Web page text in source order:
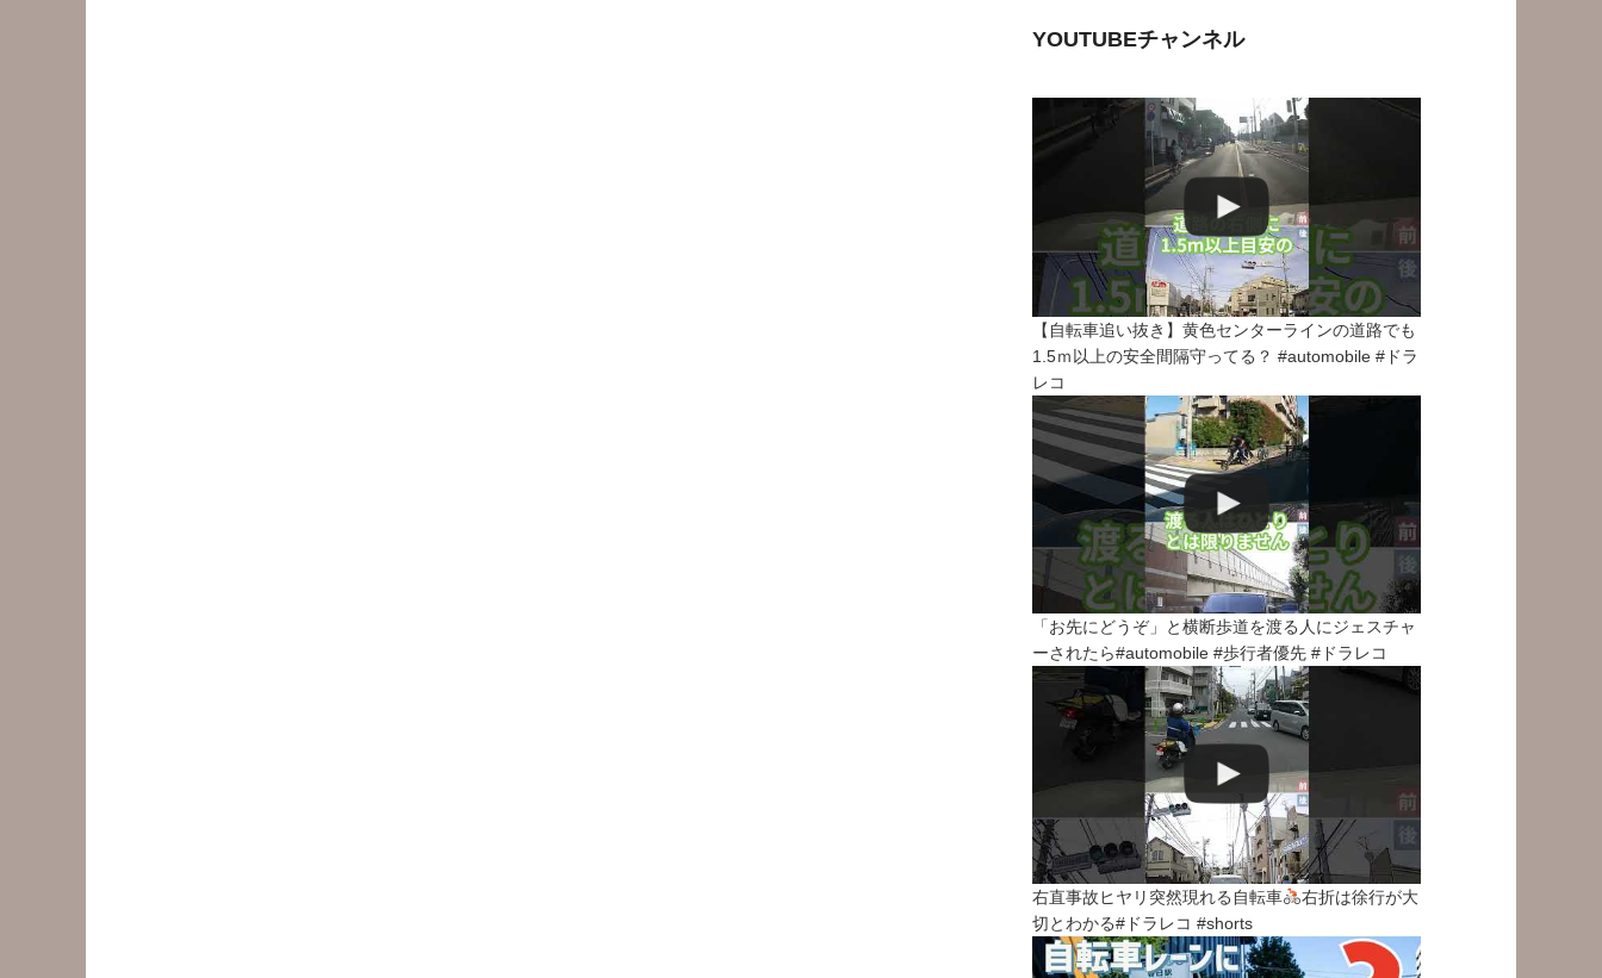
YOUTUBEチャンネル
【自転車追い抜き】黄色センターラインの道路でも
1.5ｍ以上の安全間隔守ってる？ #automobile #ドラ
レコ
「お先にどうぞ」と横断歩道を渡る人にジェスチャ
ーされたら#automobile #歩行者優先 #ドラレコ
右直事故ヒヤリ突然現れる自転車
右折は徐行が大
切とわかる#ドラレコ #shorts